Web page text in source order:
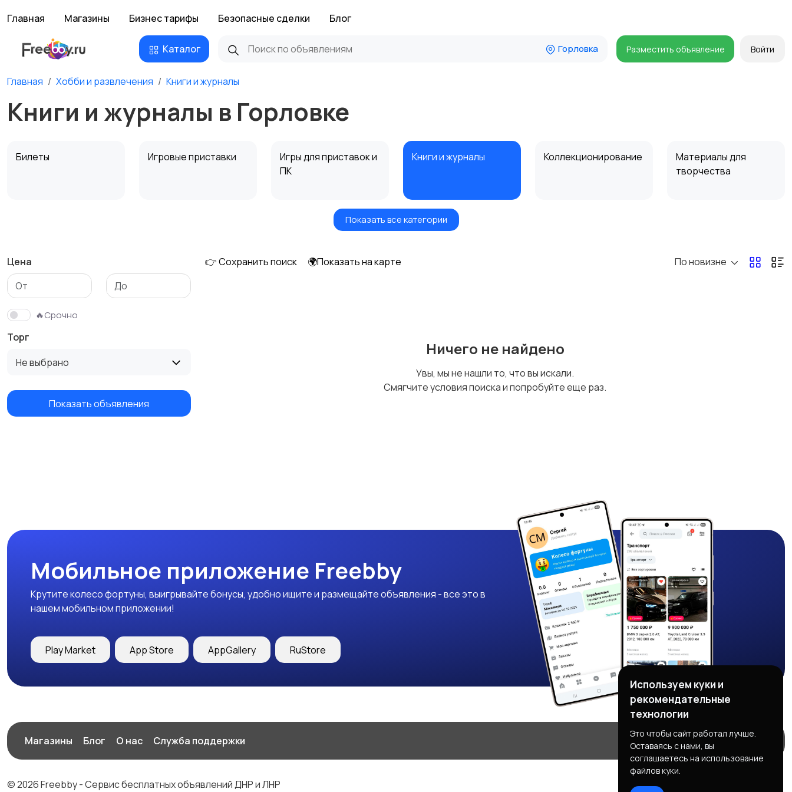
Главная Магазины Бизнес тарифы Безопасные сделки Блог
Каталог Горловка Разместить объявление Войти
Главная Хобби и развлечения Книги и журналы
Книги и журналы в Горловке
Билеты Игровые приставки
Игры для приставок и
ПК
Книги и журналы Коллекционирование
Материалы для
творчества
Показать все категории
Цена
🔥Срочно
Торг
Не выбрано
Показать объявления
👉 Сохранить поиск 🌍Показать на карте По новизне
Ничего не найдено
Увы, мы не нашли то, что вы искали.
Смягчите условия поиска и попробуйте еще раз.
Мобильное приложение Freebby
Крутите колесо фортуны, выигрывайте бонусы, удобно ищите и размещайте объявления - все это в
нашем мобильном приложении!
Play Market App Store AppGallery RuStore
Магазины Блог О нас Служба поддержки
© 2026 Freebby - Сервис бесплатных объявлений ДНР и ЛНР
Используем куки и
рекомендательные
технологии
Это чтобы сайт работал лучше.
Оставаясь с нами, вы
соглашаетесь на использование
файлов куки.